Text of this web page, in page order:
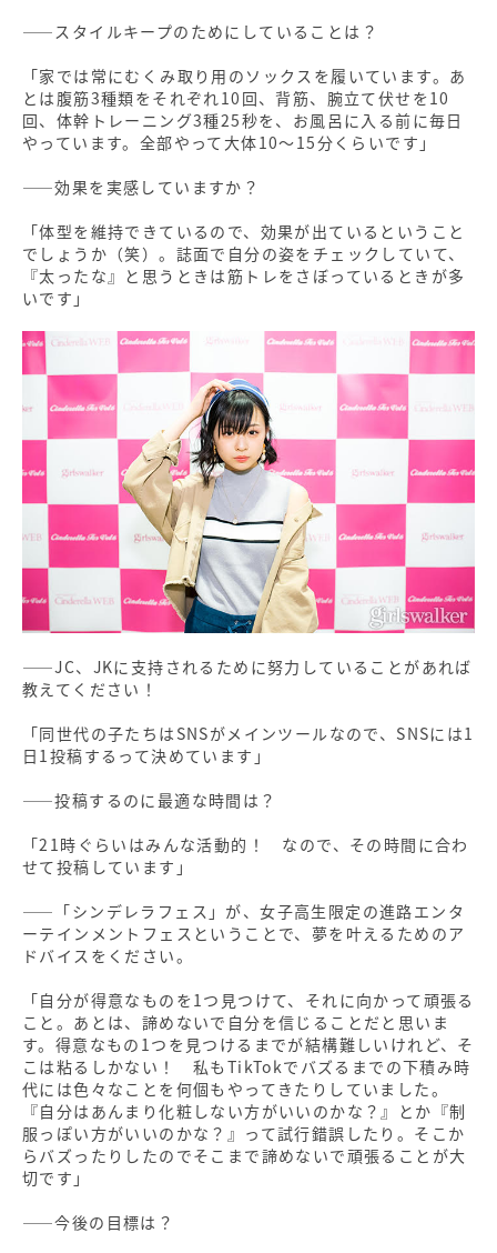
――スタイルキープのためにしていることは？
「家では常にむくみ取り用のソックスを履いています。あ
とは腹筋3種類をそれぞれ10回、背筋、腕立て伏せを10
回、体幹トレーニング3種25秒を、お風呂に入る前に毎日
やっています。全部やって大体10～15分くらいです」
――効果を実感していますか？
「体型を維持できているので、効果が出ているということ
でしょうか（笑）。誌面で自分の姿をチェックしていて、
『太ったな』と思うときは筋トレをさぼっているときが多
いです」
――JC、JKに支持されるために努力していることがあれば
教えてください！
「同世代の子たちはSNSがメインツールなので、SNSには1
日1投稿するって決めています」
――投稿するのに最適な時間は？
「21時ぐらいはみんな活動的！ なので、その時間に合わ
せて投稿しています」
――「シンデレラフェス」が、女子高生限定の進路エンタ
ーテインメントフェスということで、夢を叶えるためのア
ドバイスをください。
「自分が得意なものを1つ見つけて、それに向かって頑張る
こと。あとは、諦めないで自分を信じることだと思いま
す。得意なもの1つを見つけるまでが結構難しいけれど、そ
こは粘るしかない！ 私もTikTokでバズるまでの下積み時
代には色々なことを何個もやってきたりしていました。
『自分はあんまり化粧しない方がいいのかな？』とか『制
服っぽい方がいいのかな？』って試行錯誤したり。そこか
らバズったりしたのでそこまで諦めないで頑張ることが大
切です」
――今後の目標は？